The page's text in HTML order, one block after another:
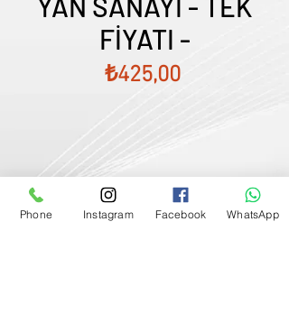
FİYATI -
₺425,00Fiyat
Satış Temsilcimizle Görüşün
Phone Instagram Facebook WhatsApp